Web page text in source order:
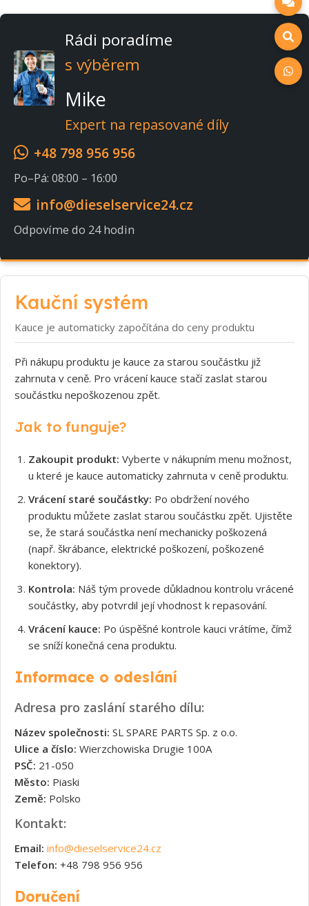
Rádi poradíme
s výběrem
Mike
Expert na repasované díly
+48 798 956 956
Po–Pá: 08:00 – 16:00
info@dieselservice24.cz
Odpovíme do 24 hodin
Kauční systém
Kauce je automaticky započítána do ceny produktu
Při nákupu produktu je kauce za starou součástku již
zahrnuta v ceně. Pro vrácení kauce stačí zaslat starou
součástku nepoškozenou zpět.
Jak to funguje?
Zakoupit produkt: Vyberte v nákupním menu možnost,
u které je kauce automaticky zahrnuta v ceně produktu.
Vrácení staré součástky: Po obdržení nového
produktu můžete zaslat starou součástku zpět. Ujistěte
se, že stará součástka není mechanicky poškozená
(např. škrábance, elektrické poškození, poškozené
konektory).
Kontrola: Náš tým provede důkladnou kontrolu vrácené
součástky, aby potvrdil její vhodnost k repasování.
Vrácení kauce: Po úspěšné kontrole kauci vrátíme, čímž
se sníží konečná cena produktu.
Informace o odeslání
Adresa pro zaslání starého dílu:
Název společnosti: SL SPARE PARTS Sp. z o.o.
Ulice a číslo: Wierzchowiska Drugie 100A
PSČ: 21-050
Město: Piaski
Země: Polsko
Kontakt:
Email: info@dieselservice24.cz
Telefon: +48 798 956 956
Doručení